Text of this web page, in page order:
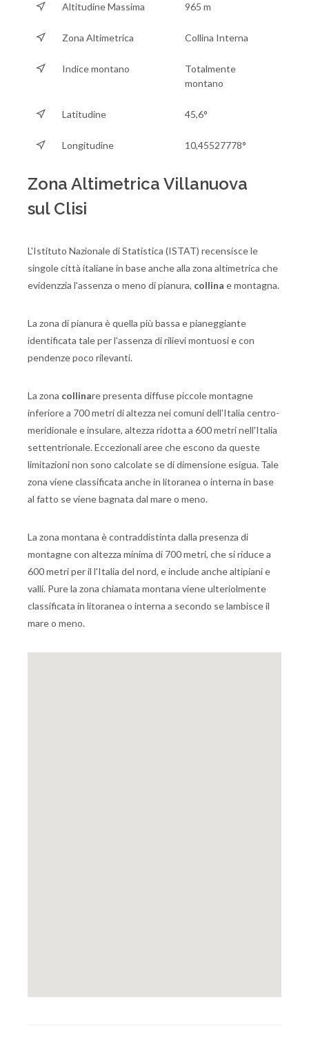
Altitudine Massima 965 m
Zona Altimetrica Collina Interna
Indice montano
Totalmente
montano
Latitudine 45,6°
Longitudine 10,45527778°
Zona Altimetrica Villanuova
sul Clisi
L'Istituto Nazionale di Statistica (ISTAT) recensisce le
singole città italiane in base anche alla zona altimetrica che
evidenzzia l'assenza o meno di pianura, collina e montagna.
La zona di pianura è quella più bassa e pianeggiante
identificata tale per l'assenza di rilievi montuosi e con
pendenze poco rilevanti.
La zona collinare presenta diffuse piccole montagne
inferiore a 700 metri di altezza nei comuni dell'Italia centro-
meridionale e insulare, altezza ridotta a 600 metri nell'Italia
settentrionale. Eccezionali aree che escono da queste
limitazioni non sono calcolate se di dimensione esigua. Tale
zona viene classificata anche in litoranea o interna in base
al fatto se viene bagnata dal mare o meno.
La zona montana è contraddistinta dalla presenza di
montagne con altezza minima di 700 metri, che si riduce a
600 metri per il l'Italia del nord, e include anche altipiani e
valli. Pure la zona chiamata montana viene ulteriolmente
classificata in litoranea o interna a secondo se lambisce il
mare o meno.